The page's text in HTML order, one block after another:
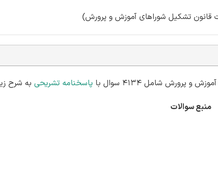
شامل 4134 سوال با پاسخنامه تشریحی به شرح
منبع سوالات